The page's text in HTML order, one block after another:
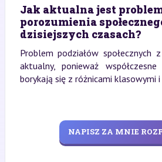
Jak aktualna jest
porozumienia
dzisiejszych czasach?
Problem podziałów społecznych
aktualny, ponieważ
borykają się z różnicami klasowymi
NAPISZ ZA MNIE